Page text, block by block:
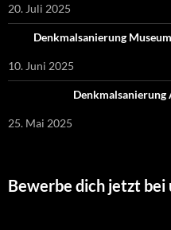
20. Juli 2025
Denkmalsanierung
10. Juni 2025
Denkmalsanierung
25. Mai 2025
Bewerbe dich jetzt bei